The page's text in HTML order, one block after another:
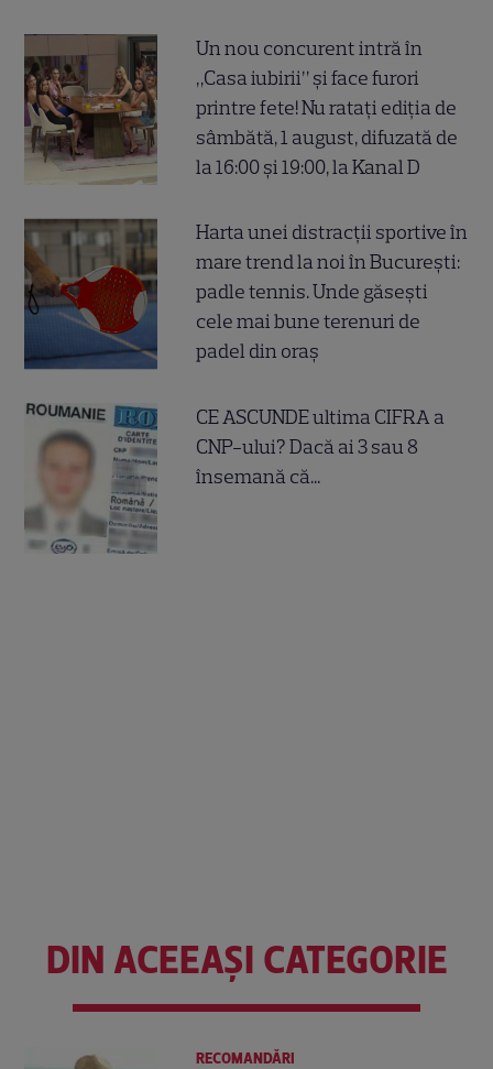
Un nou concurent intră în
„Casa iubirii” și face furori
printre fete! Nu ratați ediția de
sâmbătă, 1 august, difuzată de
la 16:00 și 19:00, la Kanal D
Harta unei distracții sportive în
mare trend la noi în București:
padle tennis. Unde găsești
cele mai bune terenuri de
padel din oraș
CE ASCUNDE ultima CIFRA a
CNP-ului? Dacă ai 3 sau 8
însemană că...
DIN ACEEAȘI CATEGORIE
RECOMANDĂRI